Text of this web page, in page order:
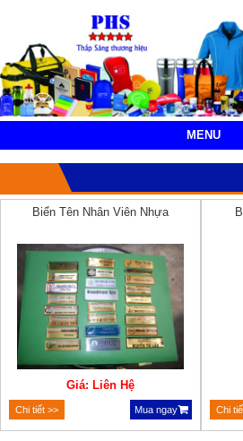
MENU
Biển Tên Nhân Viên Nhựa
Giá: Liên Hệ
Chi tiết >> Mua ngay Chi